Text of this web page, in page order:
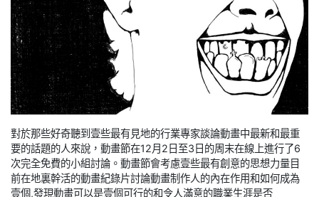
對於那些好奇聽到壹些最有見地的行業專家談論動畫中最新和最重
要的話題的人來說，動畫節在12月2日至3日的周末在線上進行了6
次完全免費的小組討論。動畫節會考慮壹些最有創意的思想力量目
前在地裏幹活的動畫紀錄片討論動畫制作人的內在作用和如何成為
壹個,發現動畫可以是壹個可行的和令人滿意的職業生涯是否